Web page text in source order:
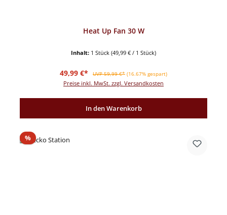
Heat Up Fan 30 W
Inhalt: 1 Stück (49,99 € / 1 Stück)
Verkaufspreis:
49,99 €* Regulärer Preis:
UVP 59,99 €* (16.67% gespart)
Preise inkl. MwSt. zzgl. Versandkosten
In den Warenkorb
%Rabatt